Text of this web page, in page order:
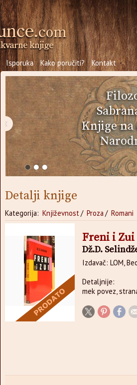
Isporuka Kako poručiti? Kontakt
Knjige na
‹
Detalji knjige
Kategorija: Književnost/ Proza/ Romani
Freni i Zui
Dž.D.
Izdavač: LOM,
Detaljnije:
mek povez,